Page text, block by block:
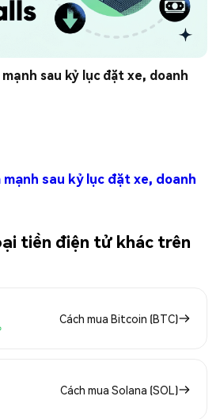
sau kỷ lục đặt xe, doanh
mạnh sau kỷ lục đặt xe, doanh
tiền điện tử khác trên
Cách mua Bitcoin (BTC)
Cách mua Solana (SOL)